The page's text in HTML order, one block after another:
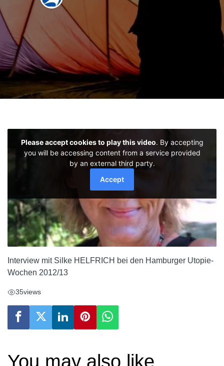
Glossar
Filme
Literatur
Links
Interview mit Silke HELFRICH bei den Hamburger Utopie-
Wochen 2012/13
35views
You may also like